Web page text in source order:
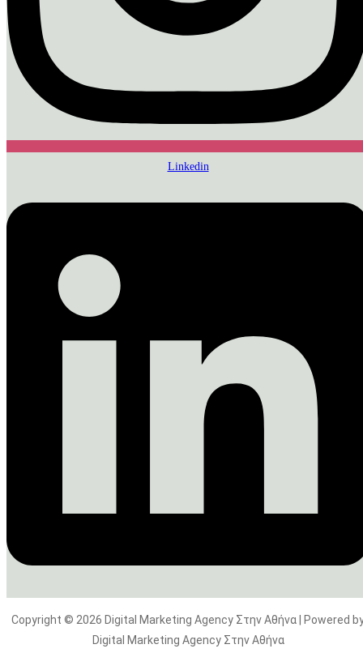
Linkedin
Copyright © 2026 Digital Marketing Agency Στην Αθήνα | Powered
Digital Marketing Agency Στην Αθήνα